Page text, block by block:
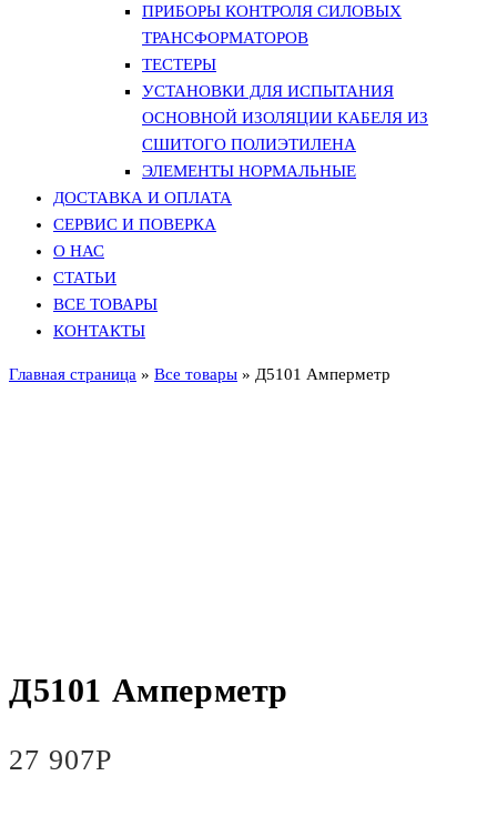
ПРИБОРЫ КОНТРОЛЯ СИЛОВЫХ
ТРАНСФОРМАТОРОВ
ТЕСТЕРЫ
УСТАНОВКИ ДЛЯ ИСПЫТАНИЯ
ОСНОВНОЙ ИЗОЛЯЦИИ КАБЕЛЯ ИЗ
СШИТОГО ПОЛИЭТИЛЕНА
ЭЛЕМЕНТЫ НОРМАЛЬНЫЕ
ДОСТАВКА И ОПЛАТА
СЕРВИС И ПОВЕРКА
О НАС
СТАТЬИ
ВСЕ ТОВАРЫ
КОНТАКТЫ
Главная страница » Все товары » Д5101 Амперметр
Д5101 Амперметр
27 907Р